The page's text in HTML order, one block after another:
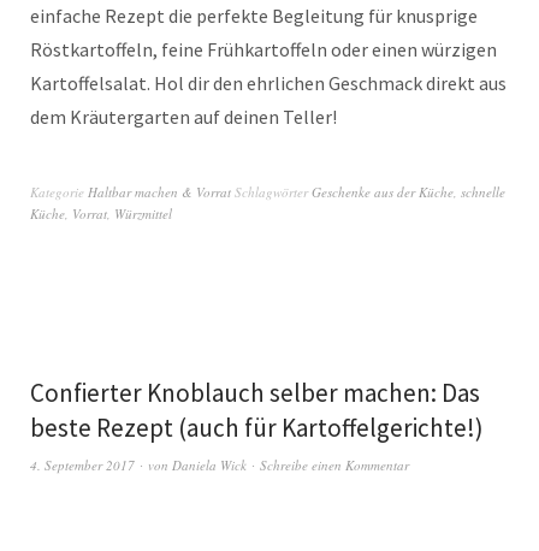
einfache Rezept die perfekte Begleitung für knusprige
Röstkartoffeln, feine Frühkartoffeln oder einen würzigen
Kartoffelsalat. Hol dir den ehrlichen Geschmack direkt aus
dem Kräutergarten auf deinen Teller!
Kategorie Haltbar machen & Vorrat SchlagwörterGeschenke aus der Küche, schnelle
Küche, Vorrat, Würzmittel
Confierter Knoblauch selber machen: Das
beste Rezept (auch für Kartoffelgerichte!)
4. September 2017 von Daniela Wick Schreibe einen Kommentar